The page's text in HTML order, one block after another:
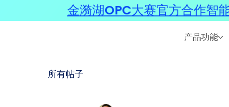
产品功能
所有帖子
金漪湖OPC大赛官方合作智